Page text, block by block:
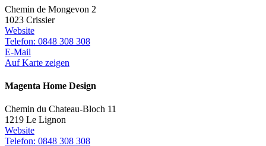
Chemin de Mongevon 2
1023 Crissier
Website
Telefon: 0848 308 308
E-Mail
Auf Karte zeigen
Magenta Home Design
Chemin du Chateau-Bloch 11
1219 Le Lignon
Website
Telefon: 0848 308 308